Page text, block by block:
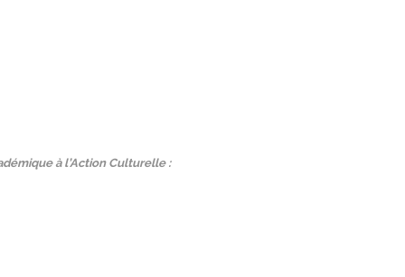
à l’Action Culturelle :